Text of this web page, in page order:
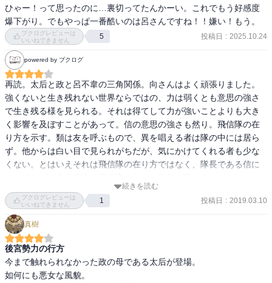
ひゃー！って思ったのに…裏切ってたんかーい。これでもう好感度
爆下がり。でもやっぱ一番酷いのは呂さんですね！！嫌い！もう。
ブクログレビューは
いいねできません
5 投稿日 : 2025.10.24
powered by ブクログ
再読。太后と政と呂不韋の三角関係。向さんはよく頑張りました。
強くないと生き残れない世界ならではの、力は弱くとも意思の強さ
で生き残る様を見られる。それは得てして力が強いことよりも大き
く影響を及ぼすことがあって。信の意思の強さも然り。飛信隊の在
り方を示す。類は友を呼ぶもので、異を唱える者は隊の中には居ら
ず。他からは白い目で見られがちだが、気にかけてくれる者も少な
くない。とはいえそれは飛信隊の在り方ではなく、隊長である信に
続きを読む
ブクログレビューは
いいねできません
1 投稿日 : 2019.03.10
真樹
後宮勢力の行方
今まで触れられなかった政の母である太后が登場。
如何にも悪女な風貌。